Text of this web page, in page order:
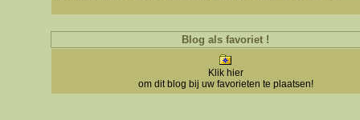
Blog als favoriet !
Klik hier
om dit blog bij uw favorieten te plaatsen!